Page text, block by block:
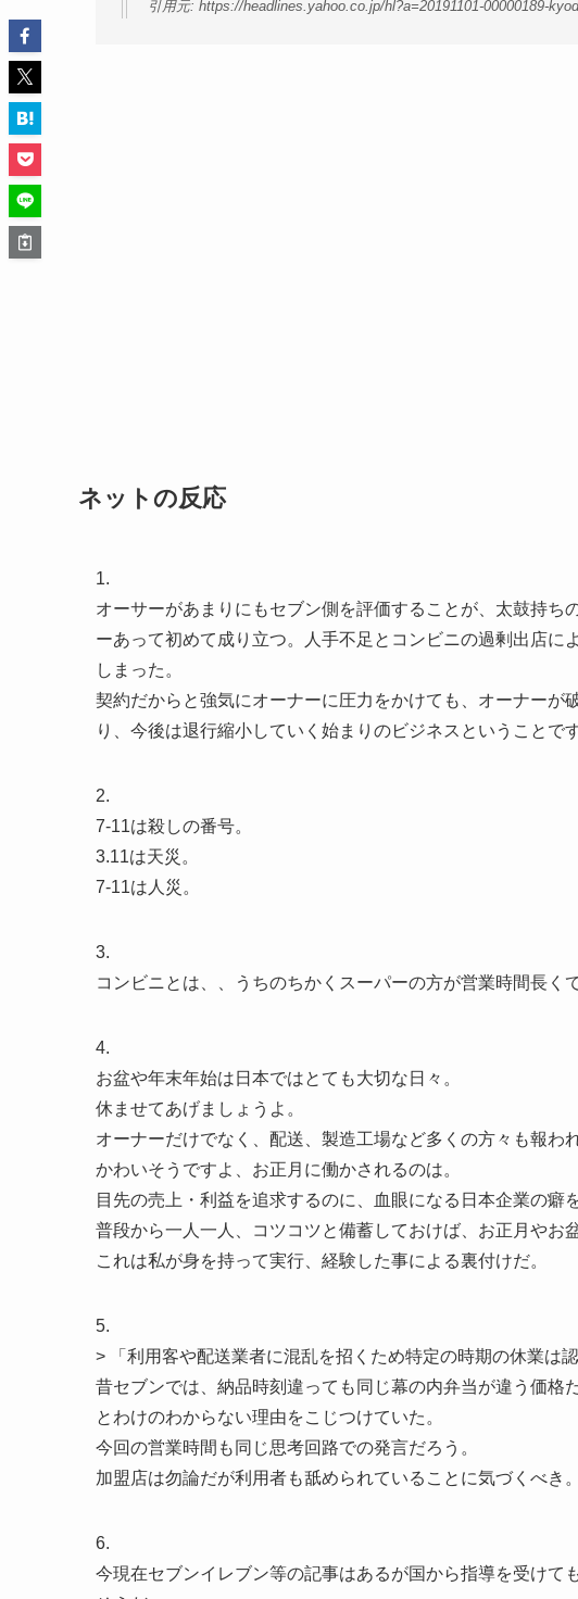
引用元: https://headlines.yahoo.co.jp/hl?a=20191101-00000189-
ネットの反応
1.
オーサーがあまりにもセブン側を評価することが、太鼓持ち
ーあって初めて成り立つ。人手不足とコンビニの過剰出店に
しまった。
契約だからと強気にオーナーに圧力をかけても、オーナーが
り、今後は退行縮小していく始まりのビジネスということです
2.
7-11は殺しの番号。
3.11は天災。
7-11は人災。
3.
コンビニとは、、うちのちかくスーパーの方が営業時間長く
4.
お盆や年末年始は日本ではとても大切な日々。
休ませてあげましょうよ。
オーナーだけでなく、配送、製造工場など多くの方々も報われ
かわいそうですよ、お正月に働かされるのは。
目先の売上・利益を追求するのに、血眼になる日本企業の癖
普段から一人一人、コツコツと備蓄しておけば、お正月やお
これは私が身を持って実行、経験した事による裏付けだ。
5.
> 「利用客や配送業者に混乱を招くため特定の時期の休業は認
昔セブンでは、納品時刻違っても同じ幕の内弁当が違う価格
とわけのわからない理由をこじつけていた。
今回の営業時間も同じ思考回路での発言だろう。
加盟店は勿論だが利用者も舐められていることに気づくべき。
6.
今現在セブンイレブン等の記事はあるが国から指導を受けて